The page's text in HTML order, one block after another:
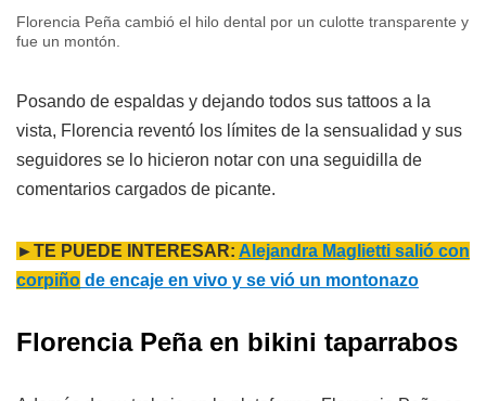
Florencia Peña cambió el hilo dental por un culotte transparente y
fue un montón.
Posando de espaldas y dejando todos sus tattoos a la
vista, Florencia reventó los límites de la sensualidad y sus
seguidores se lo hicieron notar con una seguidilla de
comentarios cargados de picante.
►TE PUEDE INTERESAR: Alejandra Maglietti salió con
corpiño de encaje en vivo y se vió un montonazo
Florencia Peña en bikini taparrabos